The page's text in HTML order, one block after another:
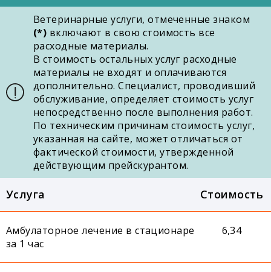
Ветеринарные услуги, отмеченные знаком
(*) включают в свою стоимость все
расходные материалы.
В стоимость остальных услуг расходные
материалы не входят и оплачиваются
дополнительно. Специалист, проводивший
обслуживание, определяет стоимость услуг
непосредственно после выполнения работ.
По техническим причинам стоимость услуг,
указанная на сайте, может отличаться от
фактической стоимости, утвержденной
действующим прейскурантом.
Услуга Стоимость
Амбулаторное лечение в стационаре
за 1 час
6,34